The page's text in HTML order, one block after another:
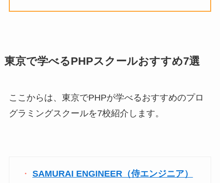
東京で学べるPHPスクールおすすめ7選
ここからは、東京でPHPが学べるおすすめのプロ
グラミングスクールを7校紹介します。
SAMURAI ENGINEER（侍エンジニア）